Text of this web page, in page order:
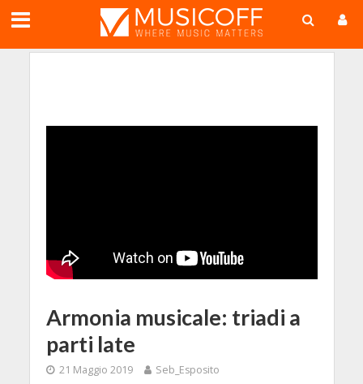
Armonia musicale: triadi a
parti late
21 Maggio 2019
Seb_Esposito